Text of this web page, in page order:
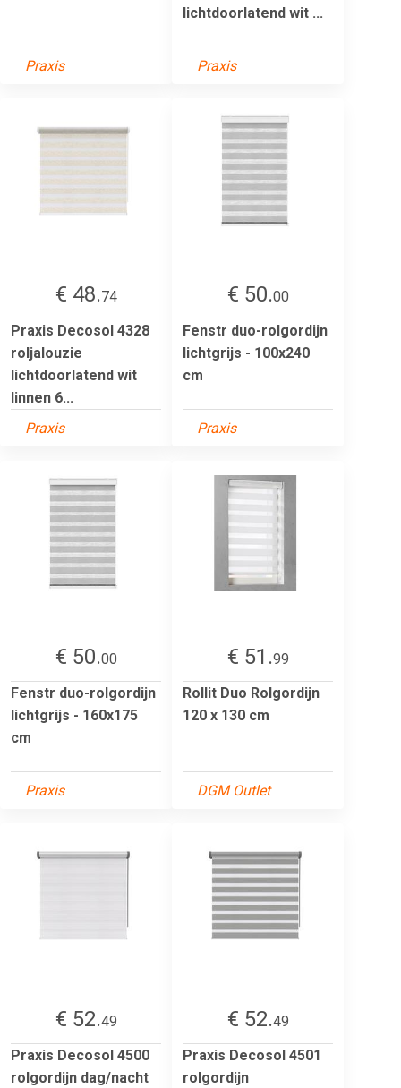
Praxis
lichtdoorlatend wit ...
Praxis
€ 48.74
Praxis Decosol 4328
roljalouzie
lichtdoorlatend wit
linnen 6...
Praxis
€ 50.00
Fenstr duo-rolgordijn
lichtgrijs - 100x240
cm
Praxis
€ 50.00
Fenstr duo-rolgordijn
lichtgrijs - 160x175
cm
Praxis
€ 51.99
Rollit Duo Rolgordijn
120 x 130 cm
DGM Outlet
€ 52.49
Praxis Decosol 4500
rolgordijn dag/nacht
€ 52.49
Praxis Decosol 4501
rolgordijn